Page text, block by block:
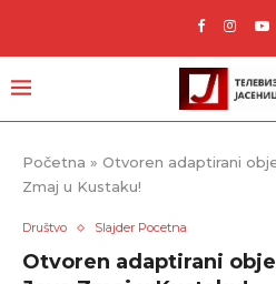
Početna » Otvoren adaptirani
Zmaj u Kustaku!
Društvo Slajder Pocetna
Otvoren adaptirani